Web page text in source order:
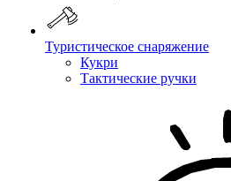
Туристическое снаряжение
Кукри
Тактические ручки